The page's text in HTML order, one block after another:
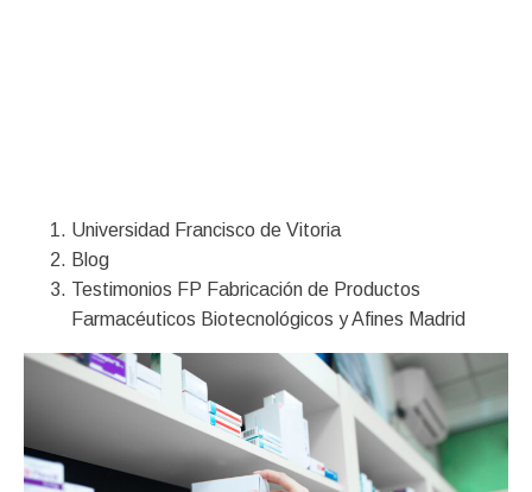
Universidad Francisco de Vitoria
Blog
Testimonios FP Fabricación de Productos
Farmacéuticos Biotecnológicos y Afines Madrid